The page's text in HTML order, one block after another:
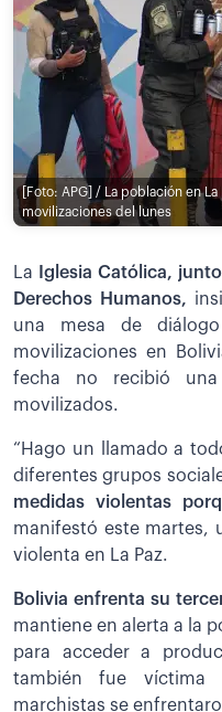
[Foto: APG] / La población en
movilizaciones del lunes
La
Iglesia Católica,
Derechos Humanos,
una mesa de
movilizaciones en
fecha no recibió
movilizados.
“Hago un llamado a
diferentes grupos
medidas violentas
manifestó este martes,
violenta en La Paz.
Bolivia enfrenta su
mantiene en alerta a la
para acceder a
también fue víctima
marchistas se